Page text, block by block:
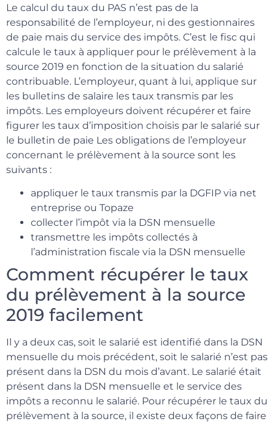
Le calcul du taux du PAS n’est pas de la
responsabilité de l’employeur, ni des gestionnaires
de paie mais du service des impôts. C’est le fisc qui
calcule le taux à appliquer pour le prélèvement à la
source 2019 en fonction de la situation du salarié
contribuable. L’employeur, quant à lui, applique sur
les bulletins de salaire les taux transmis par les
impôts. Les employeurs doivent récupérer et faire
figurer les taux d’imposition choisis par le salarié sur
le bulletin de paie Les obligations de l’employeur
concernant le prélèvement à la source sont les
suivants :
appliquer le taux transmis par la DGFIP via net
entreprise ou Topaze
collecter l’impôt via la DSN mensuelle
transmettre les impôts collectés à
l’administration fiscale via la DSN mensuelle
Comment récupérer le taux
du prélèvement à la source
2019 facilement
Il y a deux cas, soit le salarié est identifié dans la DSN
mensuelle du mois précédent, soit le salarié n’est pas
présent dans la DSN du mois d’avant. Le salarié était
présent dans la DSN mensuelle et le service des
impôts a reconnu le salarié. Pour récupérer le taux du
prélèvement à la source, il existe deux façons de faire